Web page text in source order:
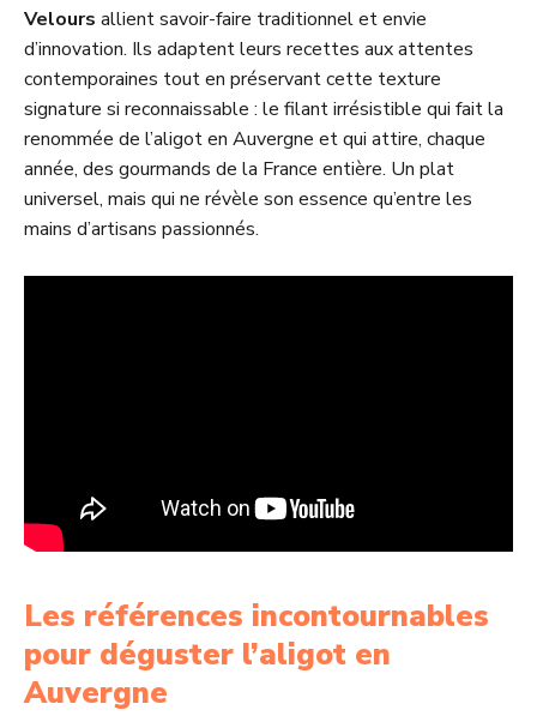
Velours allient savoir-faire traditionnel et envie
d’innovation. Ils adaptent leurs recettes aux attentes
contemporaines tout en préservant cette texture
signature si reconnaissable : le filant irrésistible qui fait la
renommée de l’aligot en Auvergne et qui attire, chaque
année, des gourmands de la France entière. Un plat
universel, mais qui ne révèle son essence qu’entre les
mains d’artisans passionnés.
Les références incontournables
pour déguster l’aligot en
Auvergne